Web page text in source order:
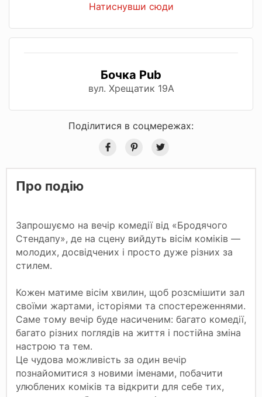
Натиснувши сюди
Бочка Pub
вул. Хрещатик 19А
Поділитися в соцмережах:
Про подію
Запрошуємо на вечір комедії від «Бродячого
Стендапу», де на сцену вийдуть вісім коміків —
молодих, досвідчених і просто дуже різних за
стилем.
Кожен матиме вісім хвилин, щоб розсмішити зал
своїми жартами, історіями та спостереженнями.
Саме тому вечір буде насиченим: багато комедії,
багато різних поглядів на життя і постійна зміна
настрою та тем.
Це чудова можливість за один вечір
познайомитися з новими іменами, побачити
улюблених коміків та відкрити для себе тих,